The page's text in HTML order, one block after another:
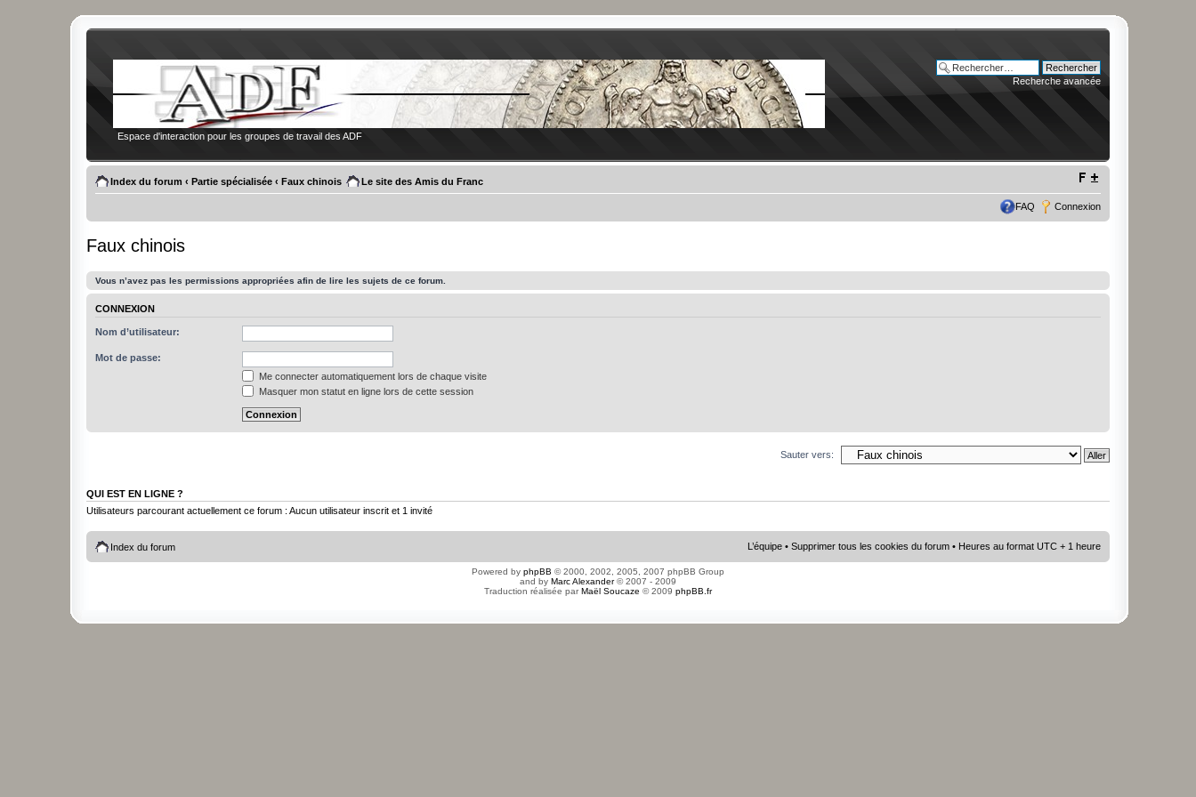
Espace d'interaction pour les groupes de travail des ADF
Recherche avancée
Index du forum ‹ Partie spécialisée ‹ Faux chinois Le site des Amis du Franc
FAQ Connexion
Faux chinois
Vous n’avez pas les permissions appropriées afin de lire les sujets de ce forum.
CONNEXION
Nom d’utilisateur:
Mot de passe:
Me connecter automatiquement lors de chaque visite
Masquer mon statut en ligne lors de cette session
Sauter vers:
QUI EST EN LIGNE ?
Utilisateurs parcourant actuellement ce forum : Aucun utilisateur inscrit et 1 invité
Index du forum L’équipe • Supprimer tous les cookies du forum • Heures au format UTC + 1 heure
Powered by phpBB © 2000, 2002, 2005, 2007 phpBB Group
and by Marc Alexander© 2007 - 2009
Traduction réalisée parMaël Soucaze © 2009 phpBB.fr